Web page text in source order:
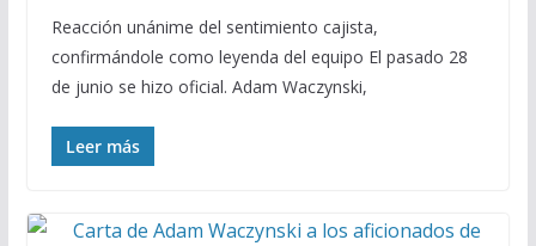
Reacción unánime del sentimiento cajista,
confirmándole como leyenda del equipo El pasado 28
de junio se hizo oficial. Adam Waczynski,
Leer más